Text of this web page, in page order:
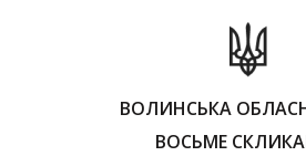
ВОЛИНСЬКА
ВОСЬМЕ